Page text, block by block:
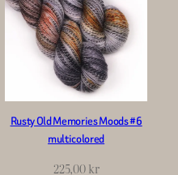
Rusty Old Memories Moods #6
multicolored
225,00kr